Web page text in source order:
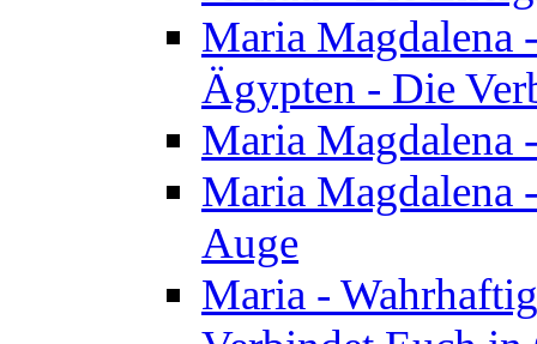
Maria Magdalena
Ägypten - Die
Maria Magdalena
Maria Magdalena
Auge
Maria -